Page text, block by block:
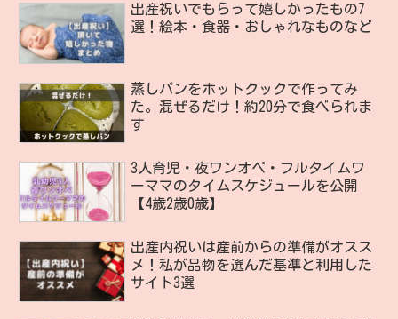
出産祝いでもらって嬉しかったもの7
選！絵本・食器・おしゃれなものなど
蒸しパンをホットクックで作ってみ
た。混ぜるだけ！約20分で食べられま
す
3人育児・夜ワンオペ・フルタイムワ
ーママのタイムスケジュールを公開
【4歳2歳0歳】
出産内祝いは産前からの準備がオスス
メ！私が品物を選んだ基準と利用した
サイト3選